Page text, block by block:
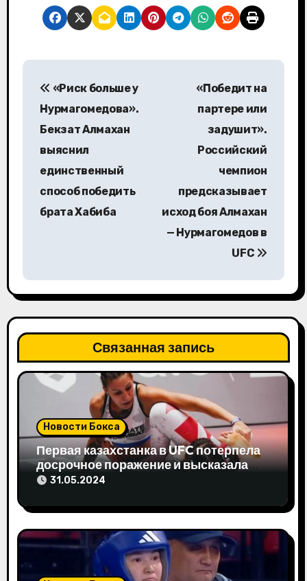
Н
и
я
п
о
з
п
и
я
м
«Риск больше у
Нурмагомедова».
Бекзат Алмахан
выяснил
единственный
способ победить
брата Хабиба
«Победит на
партере или
задушит».
Российский
чемпион
предсказывает
исход боя Алмахан
— Нурмагомедов в
UFC
Связанная запись
Новости Бокса
Первая казахстанка в UFC потерпела
досрочное поражение и высказала
свое мнение
31.05.2024